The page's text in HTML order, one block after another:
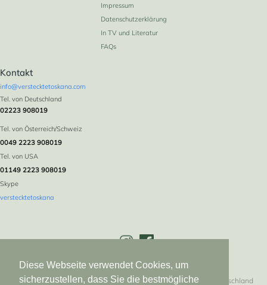
Diese Webseite verwendet Cookies, um
sicherzustellen, dass Sie die bestmögliche
Impressum
Datenschutzerklärung
In TV und Literatur
FAQs
Kontakt
info@verstecktetoskana.com
Tel. von Deutschland
02223 908019
Tel. von Österreich/Schweiz
0049 2223 908019
Tel. von USA
01149 2223 908019
Skype
verstecktetoskana
Versteckte Toskana * Logebachstr. 5 * 53639 Königswinter * Deutschland